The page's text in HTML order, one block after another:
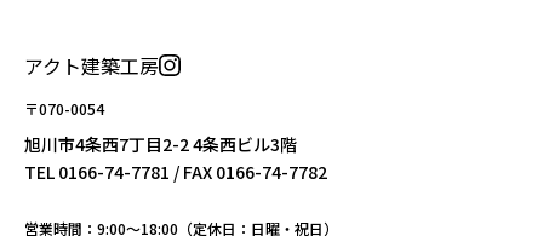
アクト建築工房
〒070-0054
旭川市4条西7丁目2-2 4条西ビル3階
TEL 0166-74-7781 / FAX 0166-74-7782
営業時間：9:00〜18:00（定休日：日曜・祝日）